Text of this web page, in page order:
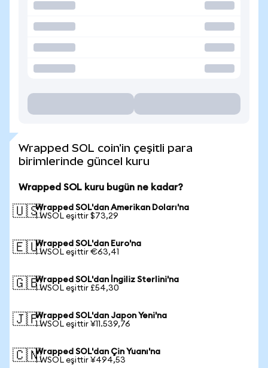
Wrapped SOL coin'in çeşitli para
birimlerinde güncel kuru
Wrapped SOL kuru bugün ne kadar?
🇺🇸Wrapped SOL'dan Amerikan Doları'na
1 WSOL eşittir $73,29
🇪🇺Wrapped SOL'dan Euro'na
1 WSOL eşittir €63,41
🇬🇧Wrapped SOL'dan İngiliz Sterlini'na
1 WSOL eşittir £54,30
🇯🇵Wrapped SOL'dan Japon Yeni'na
1 WSOL eşittir ¥11.539,76
🇨🇳Wrapped SOL'dan Çin Yuanı'na
1 WSOL eşittir ¥494,53